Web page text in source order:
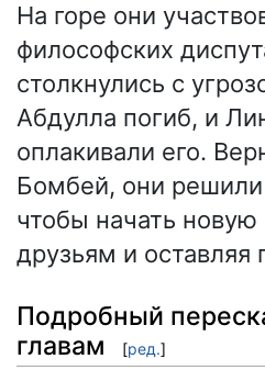
На горе они
философских
столкнулись с
Абдулла погиб, и
оплакивали его.
Бомбей, они решили
чтобы начать
друзьям и оставляя
Подробный
главам
[ред.]